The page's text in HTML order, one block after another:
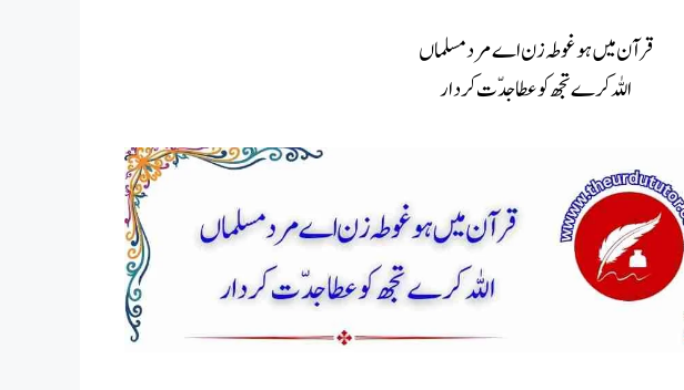
قرآن میں ہو غوطہ زن اے مرد مسلماں
اللہ کرے تجھ کو عطا جدّت کردار